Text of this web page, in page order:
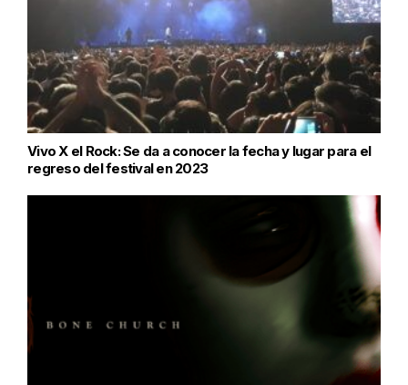
Vivo X el Rock: Se da a conocer la fecha y lugar para el
regreso del festival en 2023